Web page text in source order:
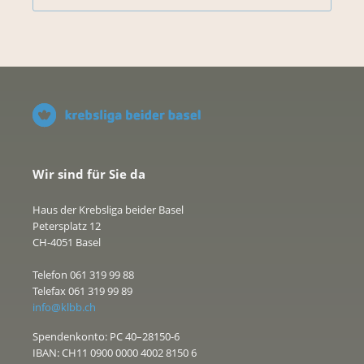
Wir sind für Sie da
Haus der Krebsliga beider Basel
Petersplatz 12
CH-4051 Basel
Telefon 061 319 99 88
Telefax 061 319 99 89
info@klbb.ch
Spendenkonto: PC 40–28150-6
IBAN: CH11 0900 0000 4002 8150 6